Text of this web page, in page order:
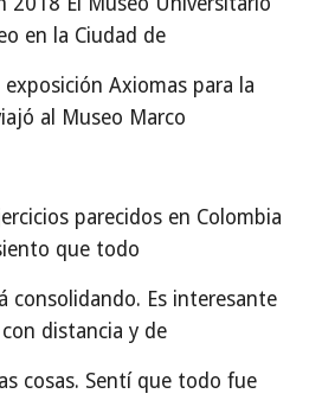
en la Ciudad de
Axiomas para la
al Museo Marco
parecidos en Colombia
que todo
consolidando. Es interesante
distancia y de
cosas. Sentí que todo fue